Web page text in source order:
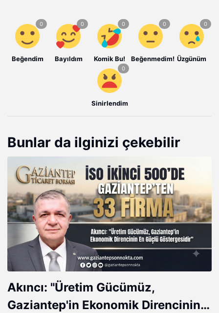
Beğendim Bayıldım Komik Bu! Beğenmedim! Üzgünüm
Sinirlendim
Bunlar da ilginizi çekebilir
Akıncı: "Üretim Gücümüz,
Gaziantep'in Ekonomik Direncinin